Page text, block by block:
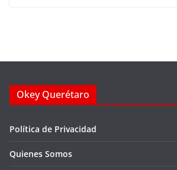
Okey Querétaro
Política de Privacidad
Quienes Somos